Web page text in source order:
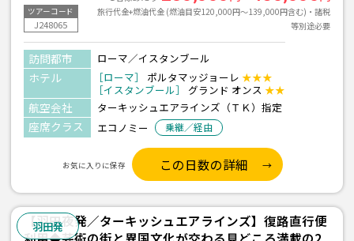
ツアーコード
J248065
旅行代金+燃油代金 (燃油目安120,000円～139,000円含む)・諸税
等別途必要
訪問都市 ローマ／イスタンブール
ホテル ［ローマ］ ポルタマッジョーレ ★★★
［イスタンブール］
グランド オンス ★★
航空会社 ターキッシュエアラインズ（ＴＫ）指定
座席クラス エコノミー 乗継／経由
お気に入りに保存 この日数の詳細
羽田発
【羽田夜発／ターキッシュエアラインズ】復路直行便